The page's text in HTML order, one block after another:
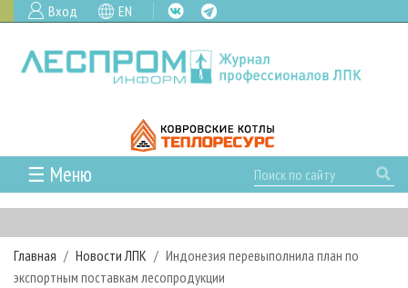
Вход EN
☰ Меню
ГЛАВНАЯ
РУБРИКИ И ТЕМЫ
РУБРИКИ ЖУРНАЛА
НОВОСТИ
Главная Новости ЛПК
Индонезия перевыполнила план по
экспортным поставкам лесопродукции